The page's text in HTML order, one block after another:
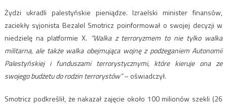
Żydzi ukradli palestyńskie pieniądze. Izraelski minister finansów,
zaciekły syjonista Bezalel Smotricz poinformował o swojej decyzji w
niedzielę na platformie X. “Walka z terroryzmem to nie tylko walka
militarna, ale także walka obejmująca wojnę z podżeganiem Autonomii
Palestyńskiej i funduszami terrorystycznymi, które kieruje ona ze
swojego budżetu do rodzin terrorystów”– oświadczył.
Smotricz podkreślił, że nakazał zajęcie około 100 milionów szekli (26